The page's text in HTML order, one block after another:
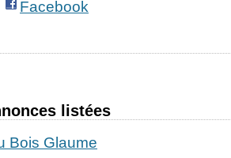
Facebook
listées
Bois Glaume